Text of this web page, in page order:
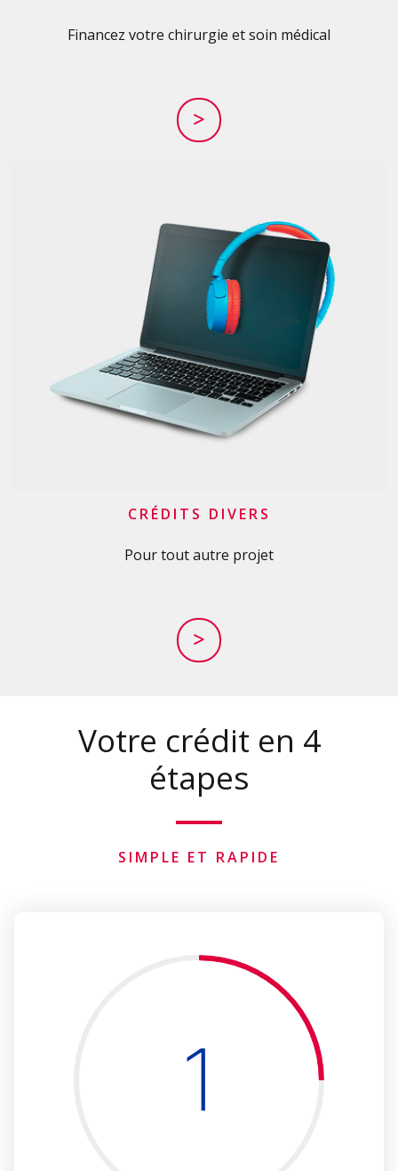
Financez votre chirurgie et soin médical
>
CRÉDITS DIVERS
Pour tout autre projet
>
Votre crédit en 4
étapes
SIMPLE ET RAPIDE
1